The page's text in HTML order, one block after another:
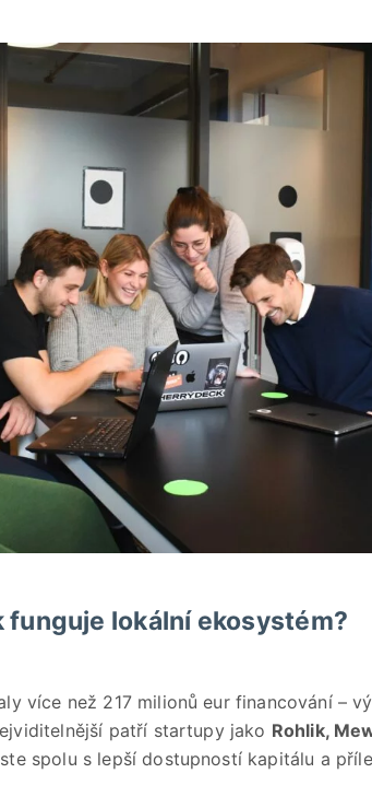
funguje lokální ekosystém?
více než 217 milionů eur financování –
patří startupy jako Rohlik,
spolu s lepší dostupností kapitálu a